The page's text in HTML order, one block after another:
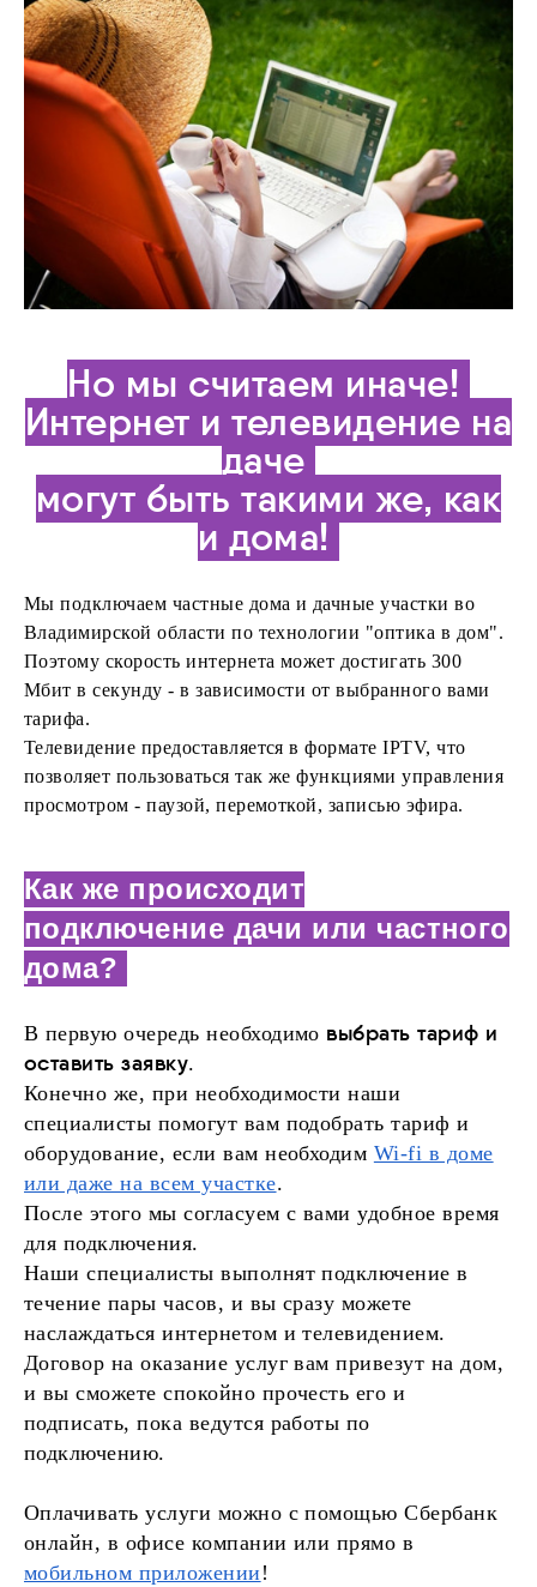
Но мы считаем иначе!
Интернет и телевидение на
даче
могут быть такими же, как
и дома!
Мы подключаем частные дома и дачные участки во
Владимирской области по технологии "оптика в дом".
Поэтому скорость интернета может достигать 300
Мбит в секунду - в зависимости от выбранного вами
тарифа.
Телевидение предоставляется в формате IPTV, что
позволяет пользоваться так же функциями управления
просмотром - паузой, перемоткой, записью эфира.
Как же происходит
подключение дачи или частного
дома?
В первую очередь необходимо выбрать тариф и
оставить заявку.
Конечно же, при необходимости наши
специалисты помогут вам подобрать тариф и
оборудование, если вам необходим Wi-fi в доме
или даже на всем участке.
После этого мы согласуем с вами удобное время
для подключения.
Наши специалисты выполнят подключение в
течение пары часов, и вы сразу можете
наслаждаться интернетом и телевидением.
Договор на оказание услуг вам привезут на дом,
и вы сможете спокойно прочесть его и
подписать, пока ведутся работы по
подключению.
Оплачивать услуги можно с помощью Сбербанк
онлайн, в офисе компании или прямо в
мобильном приложении !